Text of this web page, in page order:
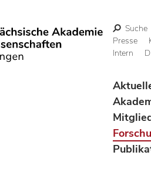
Suche
Presse
Intern